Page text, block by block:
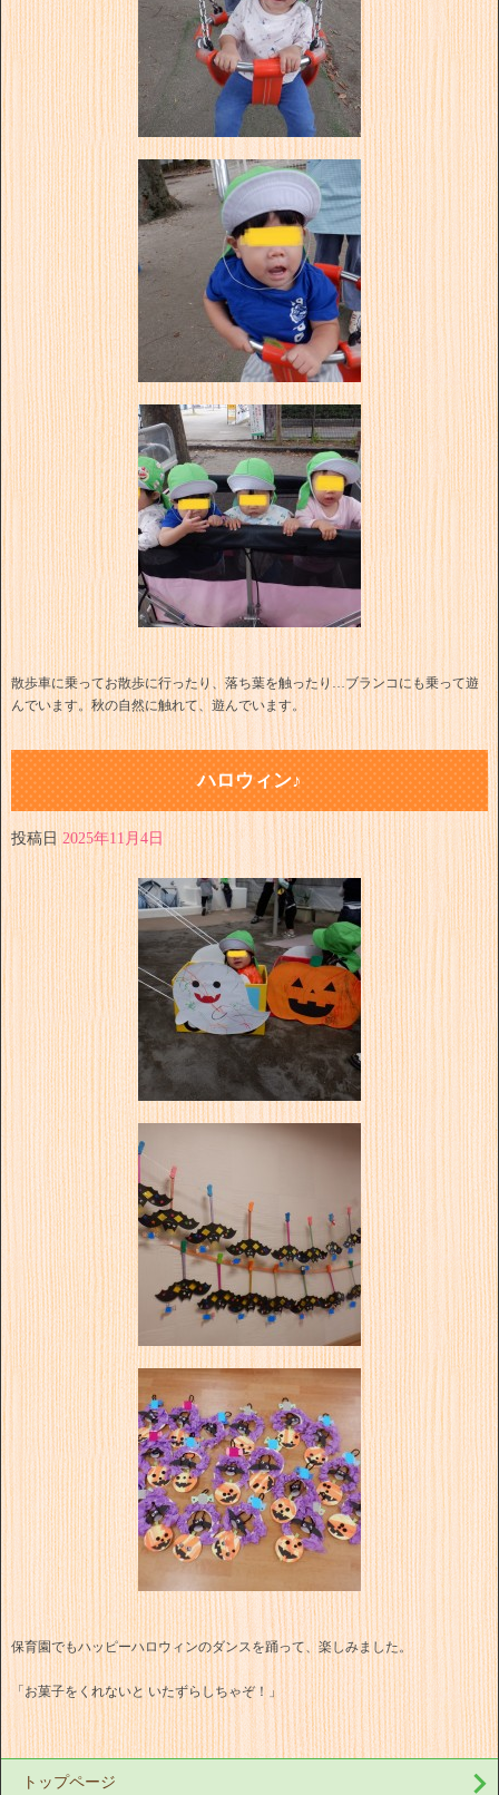
散歩車に乗ってお散歩に行ったり、落ち葉を触ったり…ブランコにも乗って遊
んでいます。秋の自然に触れて、遊んでいます。
ハロウィン♪
投稿日 2025年11月4日
保育園でもハッピーハロウィンのダンスを踊って、楽しみました。
「お菓子をくれないと いたずらしちゃぞ！」
トップページ